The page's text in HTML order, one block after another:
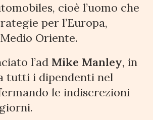
cioè l’uomo che
per l’Europa,
Oriente.
l’ad Mike Manley, in
tutti i dipendenti nel
le indiscrezioni
giorni.